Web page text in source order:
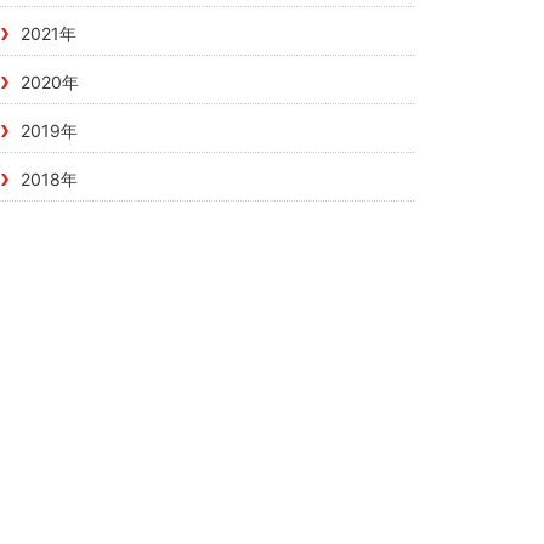
2021年
2020年
2019年
2018年